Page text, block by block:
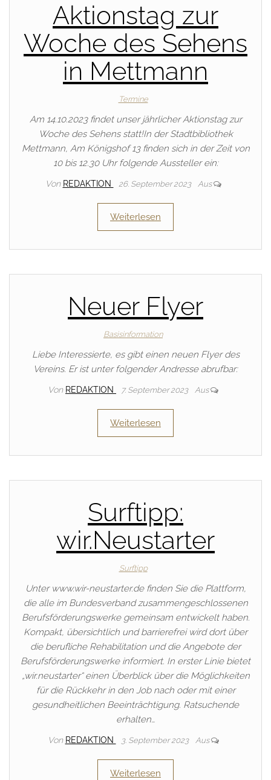
Aktionstag zur
Woche des Sehens
in Mettmann
Termine
Am 14.10.2023 findet unser jährlicher Aktionstag zur
Woche des Sehens statt!In der Stadtbibliothek
Mettmann, Am Königshof 13 finden sich in der Zeit von
10 bis 12.30 Uhr folgende Aussteller ein:
Von REDAKTION 26. September 2023 Aus
Weiterlesen
Neuer Flyer
Basisinformation
Liebe Interessierte, es gibt einen neuen Flyer des
Vereins. Er ist unter folgender Andresse abrufbar:
Von REDAKTION 7. September 2023 Aus
Weiterlesen
Surftipp:
wir.Neustarter
Surftipp
Unter www.wir-neustarter.de finden Sie die Plattform,
die alle im Bundesverband zusammengeschlossenen
Berufsförderungswerke gemeinsam entwickelt haben.
Kompakt, übersichtlich und barrierefrei wird dort über
die berufliche Rehabilitation und die Angebote der
Berufsförderungswerke informiert. In erster Linie bietet
„wir.neustarter“ einen Überblick über die Möglichkeiten
für die Rückkehr in den Job nach oder mit einer
gesundheitlichen Beeinträchtigung. Ratsuchende
erhalten…
Von REDAKTION 3. September 2023 Aus
Weiterlesen